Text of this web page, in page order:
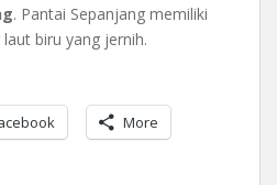
. Pantai Sepanjang memiliki
biru yang jernih.
More